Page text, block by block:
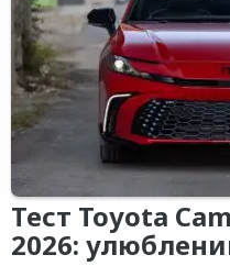
Тест Toyota
2026: